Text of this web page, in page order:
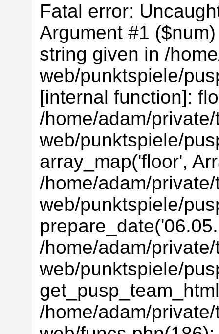
Fatal error:
Argument #1
string given in /
web/punktspiele/
[internal function]:
/home/adam/
web/punktspiele/
array_map('floor',
/home/adam/
web/punktspiele/
/home/adam/
web/punktspiele/
/home/adam/